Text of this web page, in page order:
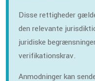
Disse rettigheder
den relevante
juridiske
verifikationskrav.
Anmodninger kan